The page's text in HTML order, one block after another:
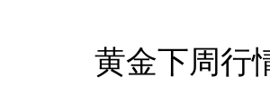
黄金下周行